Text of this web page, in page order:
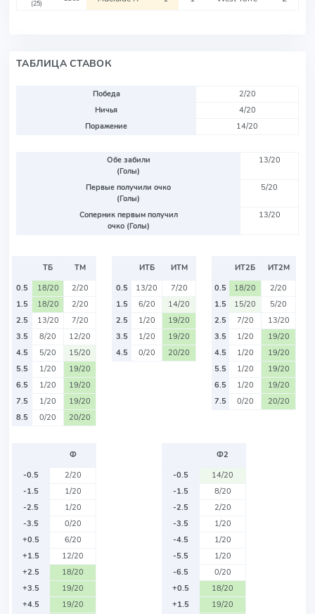
(25)
ТАБЛИЦА СТАВОК
Победа
2/20
Ничья
4/20
Поражение
14/20
Обе забили
(Голы)
13/20
Первые получили очко
(Голы)
5/20
Соперник первым получил
очко (Голы)
13/20
ТБ
ТМ
0.5
18/20
2/20
1.5
18/20
2/20
2.5
13/20
7/20
3.5
8/20
12/20
4.5
5/20
15/20
5.5
1/20
19/20
6.5
1/20
19/20
7.5
1/20
19/20
8.5
0/20 20/20
ИТБ
ИТМ
0.5
13/20
7/20
1.5
6/20
14/20
2.5
1/20
19/20
3.5
1/20
19/20
4.5
0/20 20/20
ИТ2Б
ИТ2М
0.5
18/20
2/20
1.5
15/20
5/20
2.5
7/20
13/20
3.5
1/20
19/20
4.5
1/20
19/20
5.5
1/20
19/20
6.5
1/20
19/20
7.5
0/20 20/20
Ф
-0.5
2/20
-1.5
1/20
-2.5
1/20
-3.5
0/20
+0.5
6/20
+1.5
12/20
+2.5
18/20
+3.5
19/20
+4.5
19/20
Ф2
-0.5
14/20
-1.5
8/20
-2.5
2/20
-3.5
1/20
-4.5
1/20
-5.5
1/20
-6.5
0/20
+0.5
18/20
+1.5
19/20